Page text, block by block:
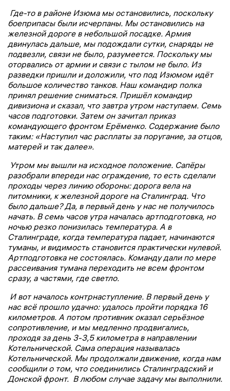
Где-то в районе Изюма мы остановились, поскольку
боеприпасы были исчерпаны. Мы остановились на
железной дороге в небольшой посадке. Армия
двинулась дальше, мы подождали сутки, снаряды не
подвезли, связи не было, разумеется. Поскольку мы
оторвались от армии и связи с тылом не было. Из
разведки пришли и доложили, что под Изюмом идёт
большое количество танков. Наш командир полка
принял решение сниматься. Пришёл командир
дивизиона и сказал, что завтра утром наступаем. Семь
часов подготовки. Затем он зачитал приказ
командующего фронтом Ерёменко. Содержание было
таким: «Наступил час расплаты за поругание, за отцов,
матерей и так далее».
Утром мы вышли на исходное положение. Сапёры
разобрали впереди нас ограждение, то есть сделали
проходы через линию обороны: дорога вела на
питомники, к железной дороге на Сталинград. Что
было дальше? Да, в первый день у нас не получилось
начать. В семь часов утра началась артподготовка, но
ночью резко понизилась температура. А в
Сталинграде, когда температура падает, начинаются
туманы, и видимость становится практически нулевой.
Артподготовка не состоялась. Команду дали по мере
рассеивания тумана переходить не всем фронтом
сразу, а частями, где светло.
И вот началось контрнаступление. В первый день у
нас всё прошло удачно: удалось пройти порядка 16
километров. А потом противник оказал серьёзное
сопротивление, и мы медленно продвигались,
проходя за день 3-3,5 километра в направлении
Котельнической. Сама операция называлась
Котельнической. Мы продолжали движение, когда нам
сообщили о том, что соединились Сталинградский и
Донской фронт. В любом случае задачу мы выполнили.